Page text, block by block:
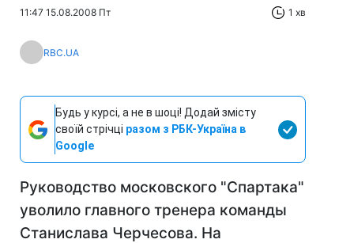
11:47 15.08.2008 Пт 1 хв
RBC.UA
Будь у курсі, а не в шоці! Додай змісту
своїй стрічці разом з РБК-Україна в
Google
Руководство московского "Спартака"
уволило главного тренера команды
Станислава Черчесова. На